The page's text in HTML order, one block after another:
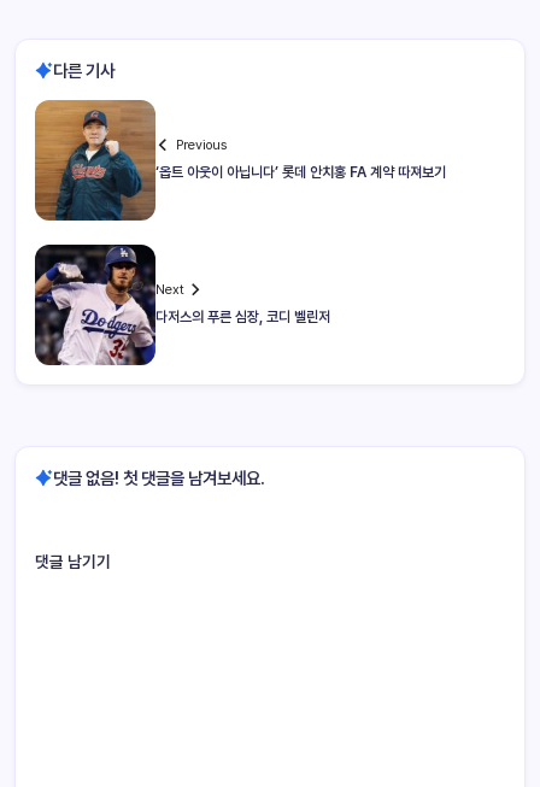
다른 기사
Previous
‘옵트 아웃이 아닙니다’ 롯데 안치홍 FA 계약 따져보기
Next
다저스의 푸른 심장, 코디 벨린저
댓글 없음! 첫 댓글을 남겨보세요.
댓글 남기기